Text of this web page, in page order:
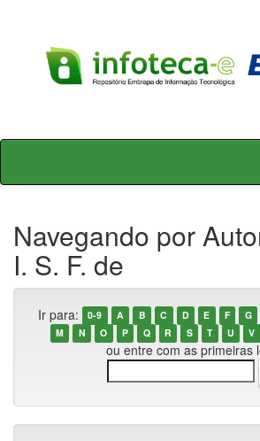
Skip
Navegando por
I. S. F. de
Ir para: 0-9 A B C D E F G
M
N O P Q R S T U V
ou entre com as primeiras